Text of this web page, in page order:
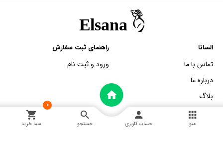
منو حساب کاربری جستجو
0
سبد خرید
السانا
تماس با ما
درباره ما
بلاگ
راهنمای ثبت سفارش
ورود و ثبت نام
خدمات مشتریان اطلاعات تماس